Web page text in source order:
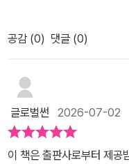
엎는 일이었다.​말하기를
이 많다. 그래서 매일 아침
말은 재앙의 근원이고, 입
도 매번 실패한다.하루에도
한다. 결국 답은 하나다. 말
법》에도 있었다. 지지 않을
서기, 그 자체가 이미 지지
으면서까지 얻을 건 아니다
서는 일은 어렵고도 힘든
지침부터 건강을 위한 운동
우리 자신의 자립에 대한
라고 미뤄둘 자립이 아니
알찬 서사를 따라 실천해
견함을 만족스럽게 느껴 보
키는 대로 하지 않았던 사
제대로 배워 보려고 한다. 1
리어 설계와 자기계발> 에
에서 잘리지 않으려면 어찌
적 자립> 에서는 복리의 마
말한다. <3강 인간관계와
앞에서는 또다시 당황하게
더 현실적으로 다가왔다. 혼
도 내 삶의 한 사람 몫은 내
껴졌다.저자 임홍택은 자
말한다. 학교에서는 시험
임승차하는 사람을 어떻게
공감 (0) 댓글 (0)
글로벌썬 2026-07-02
이 책은 출판사로부터 제공